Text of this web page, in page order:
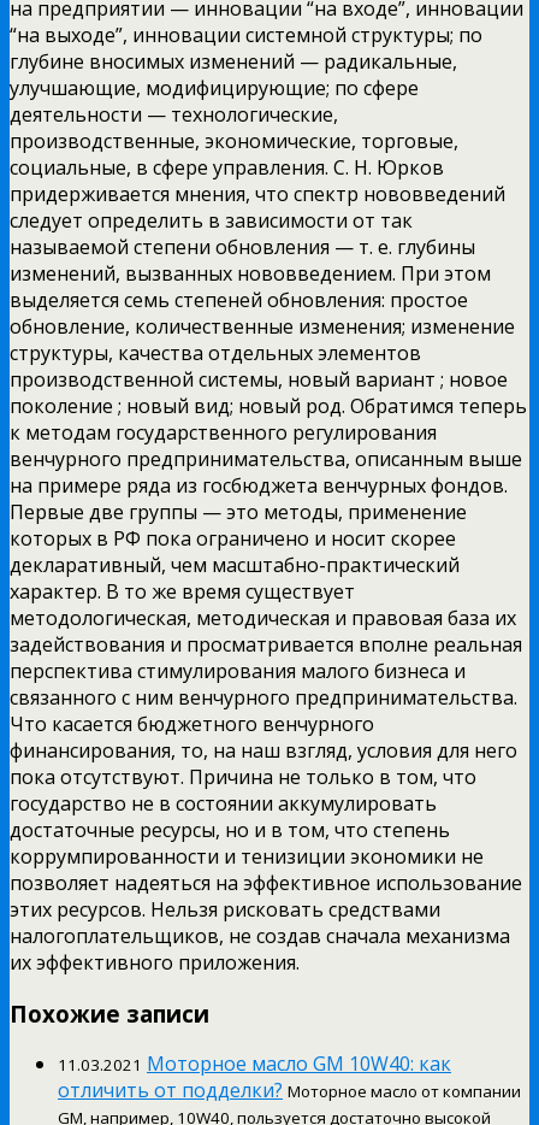
на предприятии — инновации “на входе”, инновации
“на выходе”, инновации системной структуры; по
глубине вносимых изменений — радикальные,
улучшающие, модифицирующие; по сфере
деятельности — технологические,
производственные, экономические, торговые,
социальные, в сфере управления. С. Н. Юрков
придерживается мнения, что спектр нововведений
следует определить в зависимости от так
называемой степени обновления — т. е. глубины
изменений, вызванных нововведением. При этом
выделяется семь степеней обновления: простое
обновление, количественные изменения; изменение
структуры, качества отдельных элементов
производственной системы, новый вариант ; новое
поколение ; новый вид; новый род. Обратимся теперь
к методам государственного регулирования
венчурного предпринимательства, описанным выше
на примере ряда из госбюджета венчурных фондов.
Первые две группы — это методы, применение
которых в РФ пока ограничено и носит скорее
декларативный, чем масштабно-практический
характер. В то же время существует
методологическая, методическая и правовая база их
задействования и просматривается вполне реальная
перспектива стимулирования малого бизнеса и
связанного с ним венчурного предпринимательства.
Что касается бюджетного венчурного
финансирования, то, на наш взгляд, условия для него
пока отсутствуют. Причина не только в том, что
государство не в состоянии аккумулировать
достаточные ресурсы, но и в том, что степень
коррумпированности и тенизиции экономики не
позволяет надеяться на эффективное использование
этих ресурсов. Нельзя рисковать средствами
налогоплательщиков, не создав сначала механизма
их эффективного приложения.
Похожие записи
11.03.2021 Моторное масло GM 10W40: как
отличить от подделки? Моторное масло от компании
GM, например, 10W40, пользуется достаточно высокой